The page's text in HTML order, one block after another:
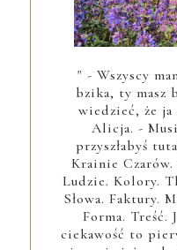
" - Wszyscy
bzika, ty masz
wiedzieć, że ja
Alicja. -
przyszłabyś
Krainie
Ludzie. Kolory.
Słowa. Faktury.
Forma. Treść.
ciekawość to